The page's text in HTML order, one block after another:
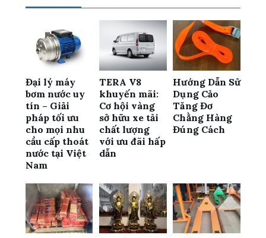
Đại lý máy
bơm nước uy
tín – Giải
pháp tối ưu
cho mọi nhu
cầu cấp thoát
nước tại Việt
Nam
TERA V8
khuyến mãi:
Cơ hội vàng
sở hữu xe tải
chất lượng
với ưu đãi hấp
dẫn
Hướng Dẫn Sử
Dụng Cảo
Tăng Đơ
Chằng Hàng
Đúng Cách